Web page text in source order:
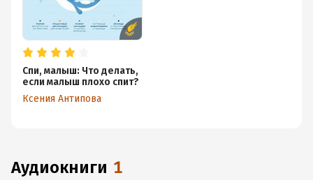
Спи, малыш: Что делать,
если малыш плохо спит?
Ксения Антипова
аудиокниги 1